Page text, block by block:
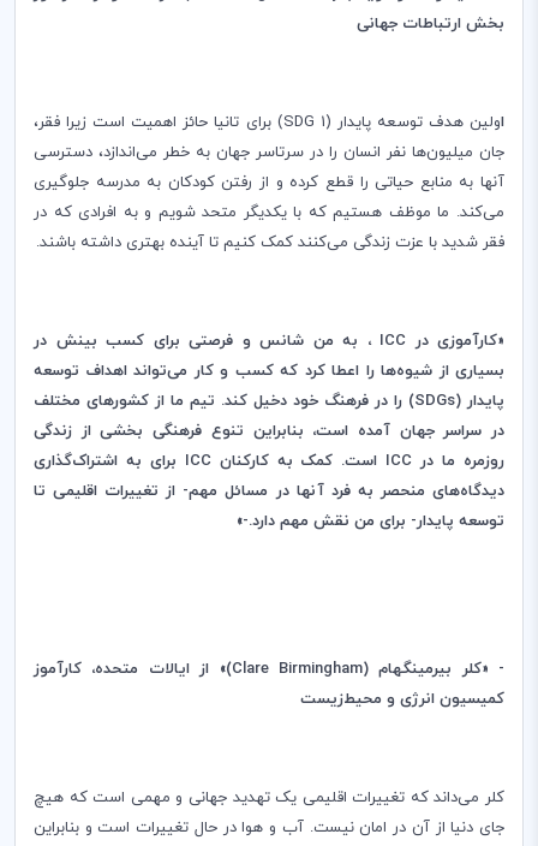
بخش ارتباطات جهانی
اولین هدف توسعه پایدار ((SDG 1 برای تانیا حائز اهمیت است زیرا فقر،
جان میلیون‌ها نفر انسان را در سرتاسر جهان به خطر می‌اندازد، دسترسی
آنها به منابع حیاتی را قطع کرده و از رفتن کودکان به مدرسه جلوگیری
می‌کند. ما موظف هستیم که با یکدیگر متحد شویم و به افرادی که در
فقر شدید با عزت زندگی می‌کنند کمک کنیم تا آینده بهتری داشته باشند.
«کارآموزی در ICC، به من شانس و فرصتی برای کسب بینش در
بسیاری از شیوه‌ها را اعطا کرد که کسب و کار می‌تواند اهداف توسعه
پایدار (SDGs) را در فرهنگ خود دخیل کند. تیم ما از کشورهای مختلف
در سراسر جهان آمده است، بنابراین تنوع فرهنگی بخشی از زندگی
روزمره ما در ICC است. کمک به کارکنان ICC برای به اشتراک‌گذاری
دیدگاه‌های منحصر به فرد آنها در مسائل مهم- از تغییرات اقلیمی تا
توسعه پایدار- برای من نقش مهم دارد.-»
- «کلر بیرمینگهام (Clare Birmingham)» از ایالات متحده، کارآموز
کمیسیون انرژی و محیط‌زیست
کلر می‌داند که تغییرات اقلیمی یک تهدید جهانی و مهمی است که هیچ
جای دنیا از آن در امان نیست. آب و هوا در حال تغییرات است و بنابراین